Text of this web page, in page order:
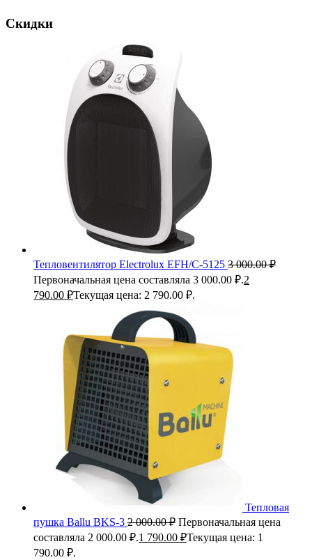
Скидки
Тепловентилятор Electrolux EFH/C-5125 3 000.00₽
Первоначальная цена составляла 3 000.00 ₽.2
790.00 ₽Текущая цена: 2 790.00 ₽.
Тепловая
пушка Ballu BKS-3 2 000.00₽ Первоначальная цена
составляла 2 000.00 ₽.1 790.00 ₽Текущая цена: 1
790.00 ₽.